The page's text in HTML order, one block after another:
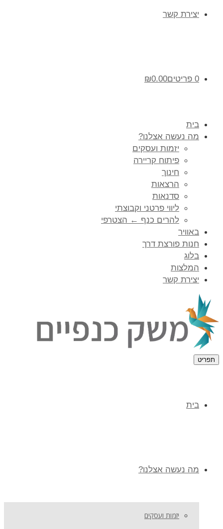
יצירת קשר
0 פריטים ₪0.00
בית
מה נעשה אצלנו?
יזמות ועסקים
פיתוח קריירה
חינוך
הרצאות
סדנאות
ליווי פרטני וקבוצתי
להרים כנף ← הצטרפי
באוויר
חנות פורצת דרך
בלוג
המלצות
יצירת קשר
תפריט
בית
מה נעשה אצלנו?
יזמות ועסקים